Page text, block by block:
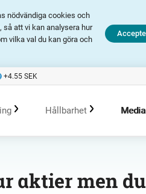
nödvändiga cookies och
att vi kan analysera hur
vilka val du kan göra och
+4.55 SEK
Hållbarhet Media
aktier men